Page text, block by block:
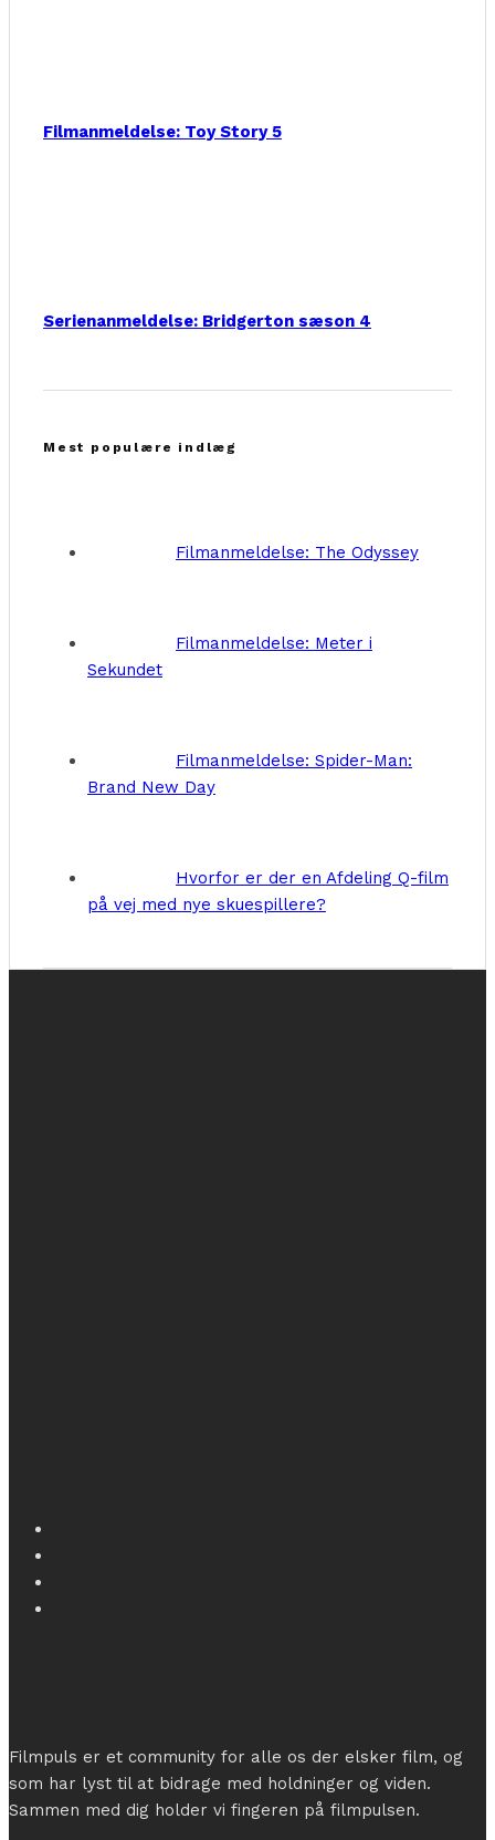
Filmanmeldelse: Toy Story 5
Serienanmeldelse: Bridgerton sæson 4
Mest populære indlæg
Filmanmeldelse: The Odyssey
Filmanmeldelse: Meter i
Sekundet
Filmanmeldelse: Spider-Man:
Brand New Day
Hvorfor er der en Afdeling Q-film
på vej med nye skuespillere?
Filmpuls er et community for alle os der elsker film, og
som har lyst til at bidrage med holdninger og viden.
Sammen med dig holder vi fingeren på filmpulsen.